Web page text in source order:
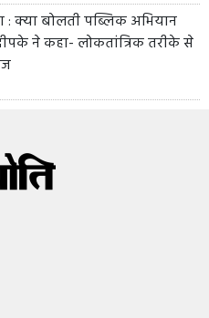
: क्या बोलती पब्लिक अभियान
ने कहा- लोकतांत्रिक तरीके से